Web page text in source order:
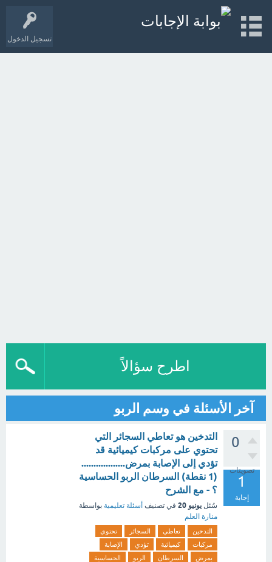
تسجيل الدخول
اطرح سؤالاً
آخر الأسئلة في وسم الربو
0
تصويتات
1
إجابة
التدخين هو تعاطي السجائر التي
تحتوي على مركبات كيميائية قد
تؤدي إلى الإصابة بمرض..................
(1 نقطة) السرطان الربو الحساسية
؟ - مع الشرح
سُئل يونيو 20 في تصنيف أسئلة تعليمية بواسطة
منارة العلم
التدخين تعاطي السجائر
تحتوي
مركبات
كيميائية تؤدي
الإصابة
بمرض
السرطان الربو الحساسية